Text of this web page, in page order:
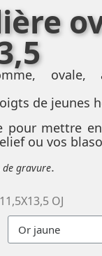
de jeunes
pour mettre
ou vos
gravure.
OJ